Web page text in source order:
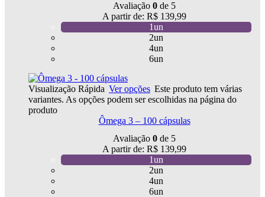
Avaliação 0 de 5
A partir de: R$ 139,99
1un
2un
4un
6un
Visualização Rápida Ver opções Este produto tem várias
variantes. As opções podem ser escolhidas na página do
produto
Ômega 3 – 100 cápsulas
Avaliação 0 de 5
A partir de: R$ 139,99
1un
2un
4un
6un